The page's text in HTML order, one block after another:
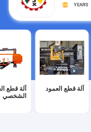
YEARS
آلة قطع العمود
آلة قطع
الشخصي